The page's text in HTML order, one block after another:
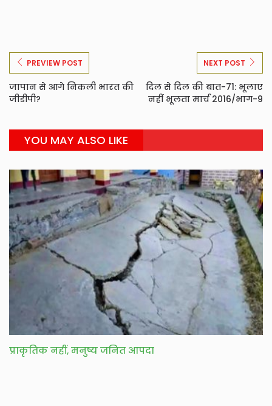
PREVIEW POST
जापान से आगे निकली भारत की
जीडीपी?
NEXT POST
दिल से दिल की बात-71: भूलाए
नहीं भूलता मार्च 2016/भाग-9
YOU MAY ALSO LIKE
प्राकृतिक नहीं, मनुष्य जनित आपदा